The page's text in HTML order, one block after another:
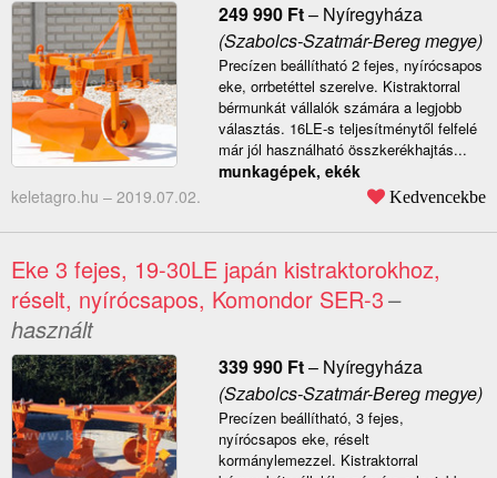
249 990 Ft– Nyíregyháza
(Szabolcs-Szatmár-Bereg megye)
Precízen beállítható 2 fejes, nyírócsapos
eke, orrbetéttel szerelve. Kistraktorral
bérmunkát vállalók számára a legjobb
választás. 16LE-s teljesítménytől felfelé
már jól használható összkerékhajtás...
munkagépek, ekék
keletagro.hu – 2019.07.02. Kedvencekbe
Eke 3 fejes, 19-30LE japán kistraktorokhoz,
réselt, nyírócsapos, Komondor SER-3–
használt
339 990 Ft– Nyíregyháza
(Szabolcs-Szatmár-Bereg megye)
Precízen beállítható, 3 fejes,
nyírócsapos eke, réselt
kormánylemezzel. Kistraktorral